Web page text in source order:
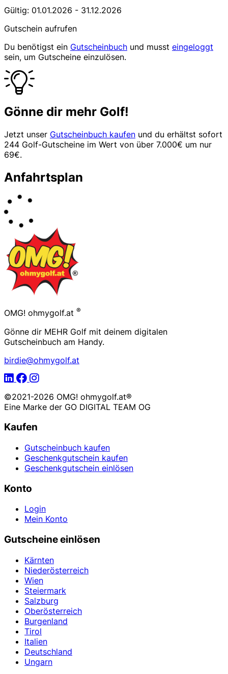
Gültig: 01.01.2026 - 31.12.2026
Gutschein aufrufen
Du benötigst ein Gutscheinbuch und musst eingeloggt
sein, um Gutscheine einzulösen.
Gönne dir mehr Golf!
Jetzt unser Gutscheinbuch kaufen und du erhältst sofort
244 Golf-Gutscheine im Wert von über 7.000€ um nur
69€.
Anfahrtsplan
Footer
OMG! ohmygolf.at ®
Gönne dir MEHR Golf mit deinem digitalen
Gutscheinbuch am Handy.
birdie@ohmygolf.at
LinkedIn
Facebook
Instagram
©2021-2026 OMG! ohmygolf.at®
Eine Marke der GO DIGITAL TEAM OG
Kaufen
Gutscheinbuch kaufen
Geschenkgutschein kaufen
Geschenkgutschein einlösen
Konto
Login
Mein Konto
Gutscheine einlösen
Kärnten
Niederösterreich
Wien
Steiermark
Salzburg
Oberösterreich
Burgenland
Tirol
Italien
Deutschland
Ungarn